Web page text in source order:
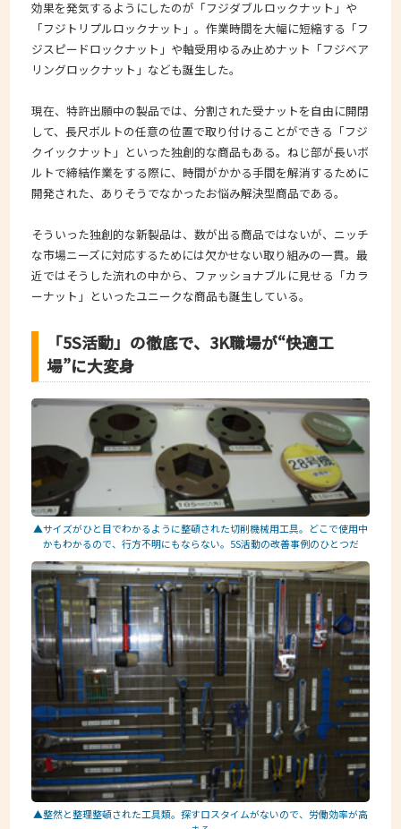
効果を発気するようにしたのが「フジダブルロックナット」や
「フジトリプルロックナット」。作業時間を大幅に短縮する「フ
ジスピードロックナット」や軸受用ゆるみ止めナット「フジベア
リングロックナット」なども誕生した。
現在、特許出願中の製品では、分割された受ナットを自由に開閉
して、長尺ボルトの任意の位置で取り付けることができる「フジ
クイックナット」といった独創的な商品もある。ねじ部が長いボ
ルトで締結作業をする際に、時間がかかる手間を解消するために
開発された、ありそうでなかったお悩み解決型商品である。
そういった独創的な新製品は、数が出る商品ではないが、ニッチ
な市場ニーズに対応するためには欠かせない取り組みの一貫。最
近ではそうした流れの中から、ファッショナブルに見せる「カラ
ーナット」といったユニークな商品も誕生している。
「5S活動」の徹底で、3K職場が“快適工
場”に大変身
▲サイズがひと目でわかるように整頓された切削機械用工具。どこで使用中
かもわかるので、行方不明にもならない。5S活動の改善事例のひとつだ
▲整然と整理整頓された工具類。探すロスタイムがないので、労働効率が高